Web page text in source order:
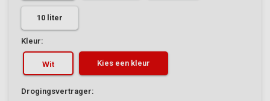
10 liter
Kleur:
Wit Kies een kleur
Drogingsvertrager: